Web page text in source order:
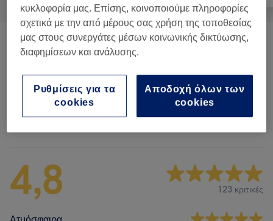
Χτένισμα 16
Ανταύγειες & Balayage (4) από € 75
4,8 123 κριτικές
κυκλοφορία μας. Επίσης, κοινοποιούμε πληροφορίες
σχετικά με την από μέρους σας χρήση της τοποθεσίας
μας στους συνεργάτες μέσων κοινωνικής δικτύωσης,
διαφημίσεων και ανάλυσης.
Αποδοχή όλων των
cookies
Ρυθμίσεις για τα
cookies